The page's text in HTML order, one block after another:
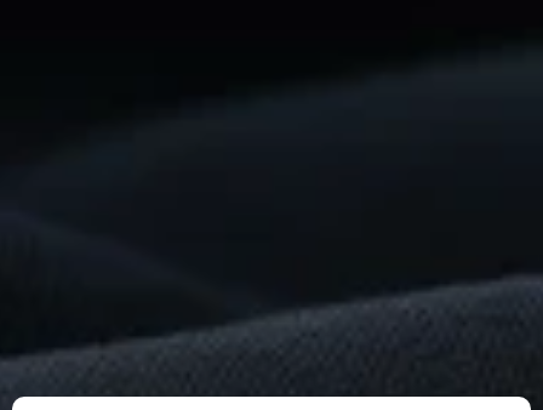
ConstruirAlgo
Para Compradores